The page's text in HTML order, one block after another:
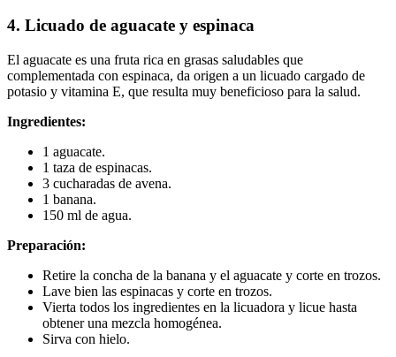
4. Licuado de aguacate y espinaca
El aguacate es una fruta rica en grasas saludables que
complementada con espinaca, da origen a un licuado cargado de
potasio y vitamina E, que resulta muy beneficioso para la salud.
Ingredientes:
1 aguacate.
1 taza de espinacas.
3 cucharadas de avena.
1 banana.
150 ml de agua.
Preparación:
Retire la concha de la banana y el aguacate y corte en trozos.
Lave bien las espinacas y corte en trozos.
Vierta todos los ingredientes en la licuadora y licue hasta
obtener una mezcla homogénea.
Sirva con hielo.